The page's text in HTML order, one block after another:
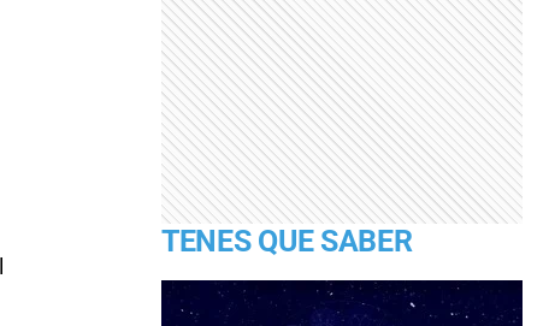
TENES QUE SABER